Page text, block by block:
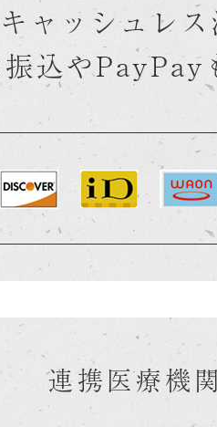
ャッシュレ
込や
連携医療機関